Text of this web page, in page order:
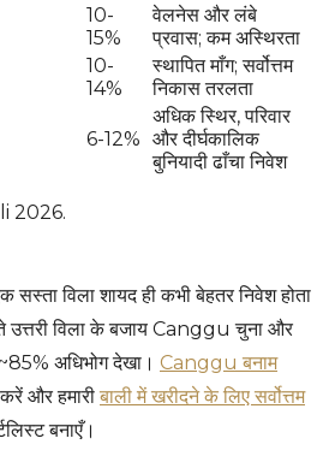
10-
15%
वेलनेस और लंबे
प्रवास; कम अस्थिरता
10-
14%
स्थापित माँग; सर्वोत्तम
निकास तरलता
6-12%
अधिक स्थिर, परिवार
और दीर्घकालिक
बुनियादी ढाँचा निवेश
2026.
सस्ता विला शायद ही कभी बेहतर निवेश होता
उत्तरी विला के बजाय Canggu चुना और
अधिभोग देखा। Canggu बनाम
और हमारी बाली में खरीदने के लिए सर्वोत्तम
बनाएँ।